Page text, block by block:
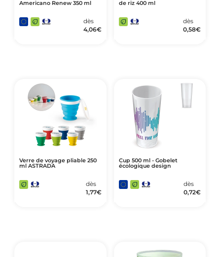
Americano Renew 350 ml
dès
4,06€
de riz 400 ml
dès
0,58€
Verre de voyage pliable 250
ml ASTRADA
dès
1,77€
Cup 500 ml - Gobelet
écologique design
dès
0,72€